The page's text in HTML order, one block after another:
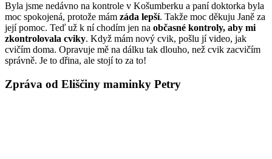
Byla jsme nedávno na kontrole v Košumberku a paní doktorka byla
moc spokojená, protože mám záda lepší. Takže moc děkuju Janě za
její pomoc. Teď už k ní chodím jen na občasné kontroly, aby mi
zkontrolovala cviky. Když mám nový cvik, pošlu jí video, jak
cvičím doma. Opravuje mě na dálku tak dlouho, než cvik zacvičím
správně. Je to dřina, ale stojí to za to!
Zpráva od Eliščiny maminky Petry